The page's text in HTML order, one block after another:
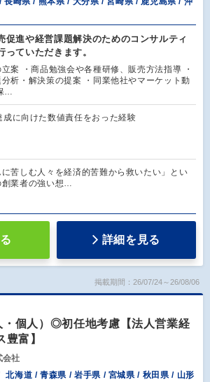
促進や経営課題解決のためのコンサルティ
っていただきます。
立案 ・商品勉強会や各種研修、販売方法指導 ・
析・解決策の提案 ・同業他社やマーケット動
…
成に向けた数値責任をおった経験
苦しむ人々を経済的苦難から救いたい」とい
業者の強い想…
詳細を見る
掲載期間：26/07/24～26/08/06
・個人）◎初任地考慮【法人営業経
富】
会社
北海道 / 青森県 / 岩手県 / 宮城県 / 秋田県 / 山形